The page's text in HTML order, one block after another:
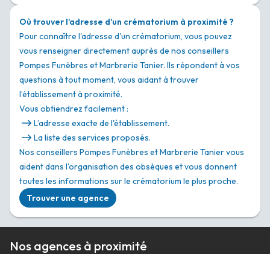
Où trouver l'adresse d'un crématorium à proximité ?
Pour connaître l'adresse d'un crématorium, vous pouvez
vous renseigner directement auprès de nos conseillers
Pompes Funèbres et Marbrerie Tanier. Ils répondent à vos
questions à tout moment, vous aidant à trouver
l’établissement à proximité.
Vous obtiendrez facilement :
L’adresse exacte de l'établissement.
La liste des services proposés.
Nos conseillers Pompes Funèbres et Marbrerie Tanier vous
aident dans l'organisation des obsèques et vous donnent
toutes les informations sur le crématorium le plus proche.
Trouver une agence
Nos agences à proximité